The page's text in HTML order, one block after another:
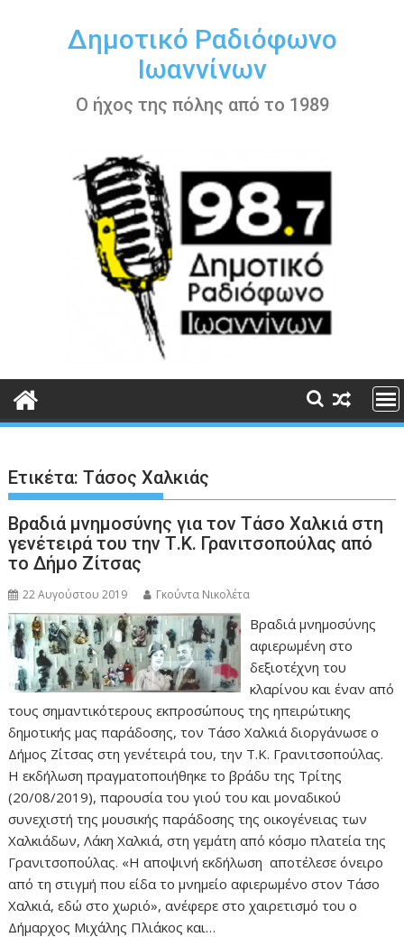
περιεχόμενοΔημοτικό Ραδιόφωνο
Ιωαννίνων
Ο ήχος της πόλης από το 1989
Ετικέτα:Τάσος Χαλκιάς
Βραδιά μνημοσύνης για τον Τάσο Χαλκιά στη
γενέτειρά του την Τ.Κ. Γρανιτσοπούλας από
το Δήμο Ζίτσας
22 Αυγούστου 2019 Γκούντα Νικολέτα
Βραδιά μνημοσύνης
αφιερωμένη στο
δεξιοτέχνη του
κλαρίνου και έναν από
τους σημαντικότερους εκπροσώπους της ηπειρώτικης
δημοτικής μας παράδοσης, τον Τάσο Χαλκιά διοργάνωσε ο
Δήμος Ζίτσας στη γενέτειρά του, την Τ.Κ. Γρανιτσοπούλας.
Η εκδήλωση πραγματοποιήθηκε το βράδυ της Τρίτης
(20/08/2019), παρουσία του γιού του και μοναδικού
συνεχιστή της μουσικής παράδοσης της οικογένειας των
Χαλκιάδων, Λάκη Χαλκιά, στη γεμάτη από κόσμο πλατεία της
Γρανιτσοπούλας. «Η αποψινή εκδήλωση αποτέλεσε όνειρο
από τη στιγμή που είδα το μνημείο αφιερωμένο στον Τάσο
Χαλκιά, εδώ στο χωριό», ανέφερε στο χαιρετισμό του ο
Δήμαρχος Μιχάλης Πλιάκος και…